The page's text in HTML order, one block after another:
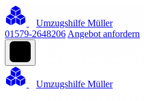
Umzugshilfe Müller
01579-2648206 Angebot anfordern
Umzugshilfe Müller